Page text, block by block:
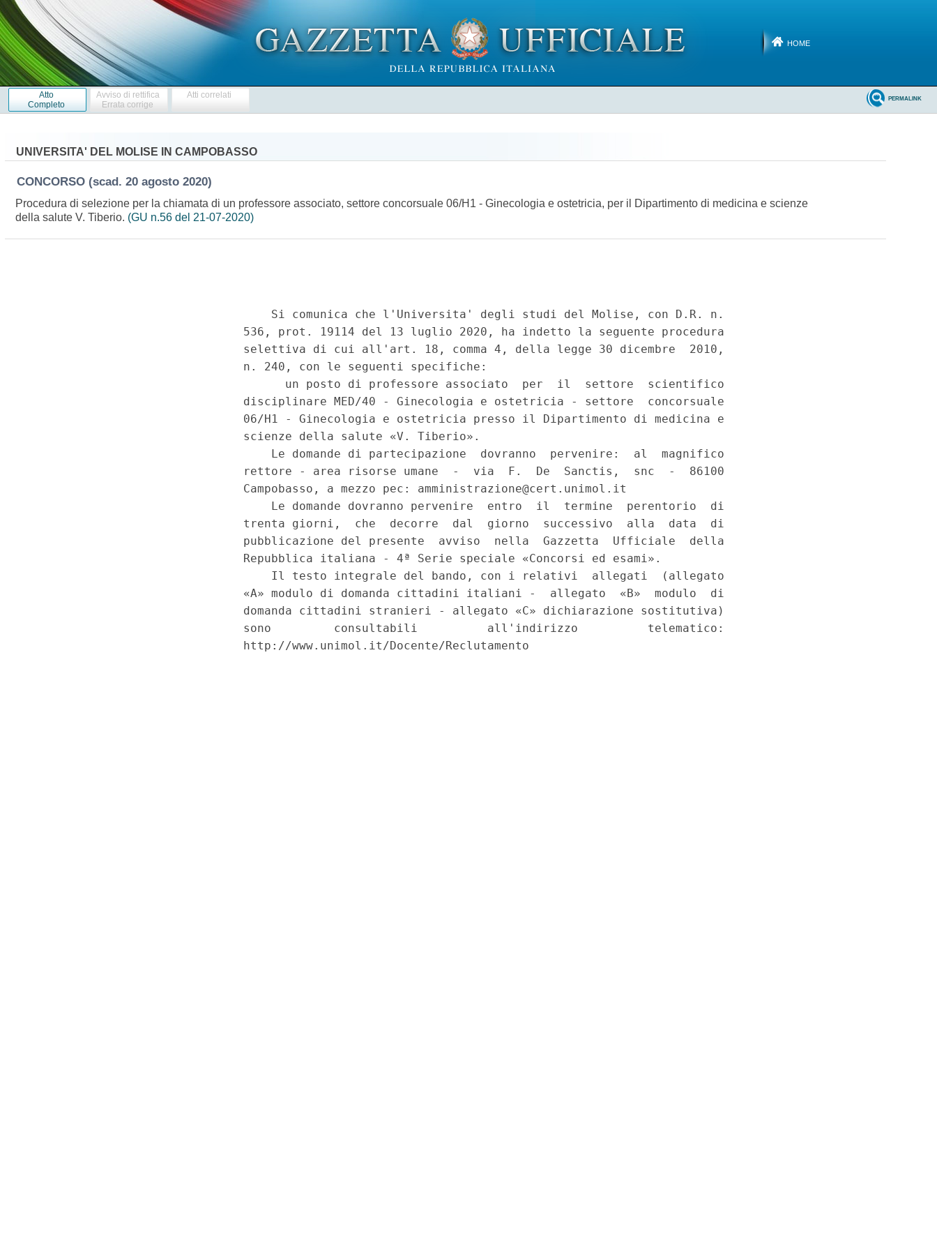
HOME
Atto
Completo
Avviso di rettifica
Errata corrige
Atti correlati PERMALINK
UNIVERSITA' DEL MOLISE IN CAMPOBASSO
CONCORSO (scad. 20 agosto 2020)
Procedura di selezione per la chiamata di un professore associato, settore concorsuale 06/H1 - Ginecologia e ostetricia, per il Dipartimento di medicina e scienze
della salute V. Tiberio. (GU n.56 del 21-07-2020)